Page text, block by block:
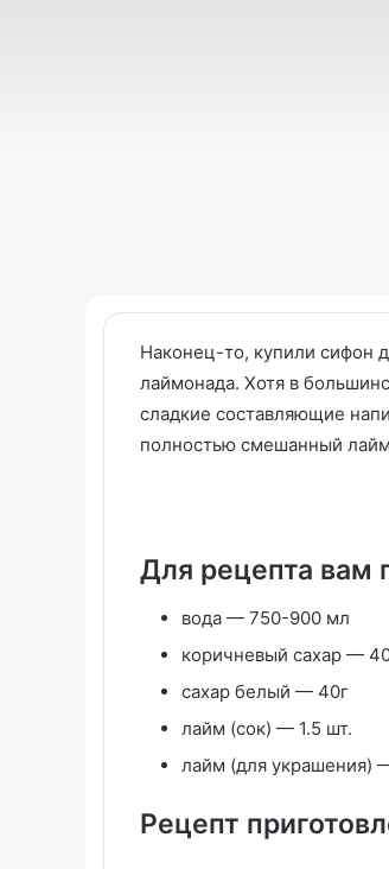
Наконец-то, купили сифон
лаймонада. Хотя в
сладкие составляющие
полностью смешанный
Для рецепта вам
вода — 750-900 мл
коричневый сахар —
сахар белый — 40г
лайм (сок) — 1.5 шт.
лайм (для украшения)
Рецепт
Клубника, протертая с сахаром
. Рецепт с фото